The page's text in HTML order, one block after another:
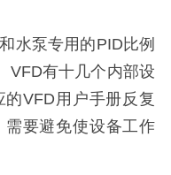
泵专用的PID比例
VFD有十几个内部设
VFD用户手册反复
要避免使设备工作